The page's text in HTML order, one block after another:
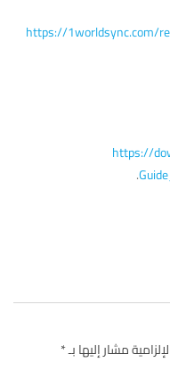
https://1worldsync.com/
https://
.
مشار إليها بـ*